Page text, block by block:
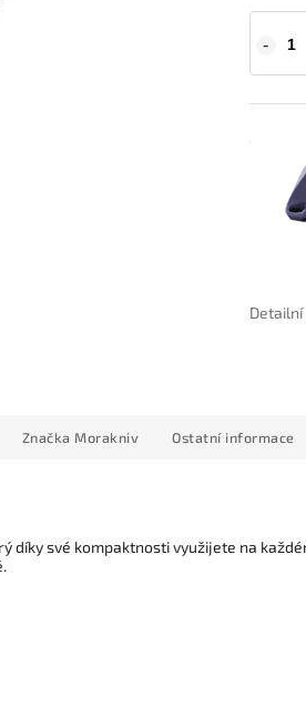
Značka Morakniv Ostatní informace
díky své kompaktnosti využijete na